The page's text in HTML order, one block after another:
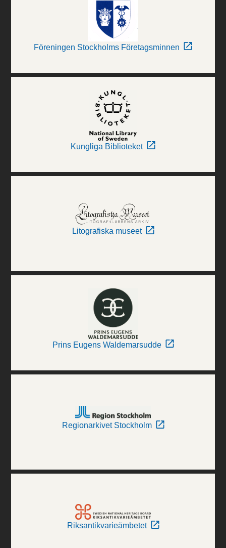
Föreningen Stockholms Företagsminnen
Kungliga Biblioteket
Litografiska museet
Prins Eugens Waldemarsudde
Regionarkivet Stockholm
Riksantikvarieämbetet